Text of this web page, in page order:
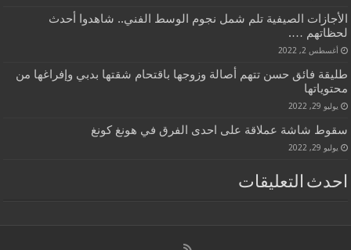
الأجازات الصيفية تلم شمل نجوم الوسط الفني.. شاهدوا أحدث
لحظاتهم ….
أغسطس 2, 2022
طليقة فائق حسن تتهم أصالة وزوجها باقتحام شقتها بدبي وإفراغها من
محتوياتها
يوليو 29, 2022
سقوط شاشة عملاقة على احدى الفرق في هونغ كونغ
يوليو 29, 2022
احدث التعليقات